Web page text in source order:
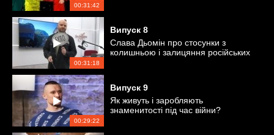
00:31:42
00:31:18
Випуск 8
Слава Дьомін про стосунки з
колишньою і залицяння російських
00:29:22
Випуск 9
Як живуть і заробляють
знаменитості під час війни?